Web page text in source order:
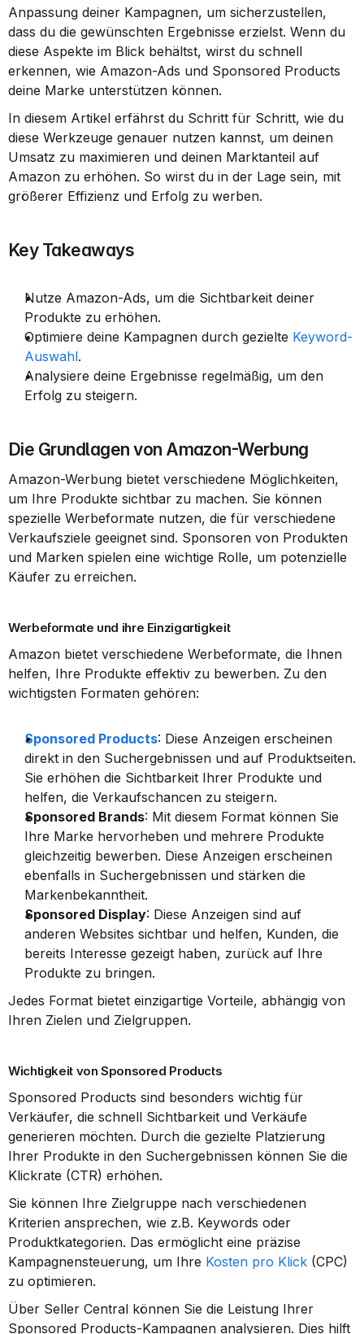
Anpassung deiner Kampagnen, um sicherzustellen,
dass du die gewünschten Ergebnisse erzielst. Wenn du
diese Aspekte im Blick behältst, wirst du schnell
erkennen, wie Amazon-Ads und Sponsored Products
deine Marke unterstützen können.
In diesem Artikel erfährst du Schritt für Schritt, wie du
diese Werkzeuge genauer nutzen kannst, um deinen
Umsatz zu maximieren und deinen Marktanteil auf
Amazon zu erhöhen. So wirst du in der Lage sein, mit
größerer Effizienz und Erfolg zu werben.
Key Takeaways
Nutze Amazon-Ads, um die Sichtbarkeit deiner
Produkte zu erhöhen.
Optimiere deine Kampagnen durch gezielte Keyword-
Auswahl.
Analysiere deine Ergebnisse regelmäßig, um den
Erfolg zu steigern.
Die Grundlagen von Amazon-Werbung
Amazon-Werbung bietet verschiedene Möglichkeiten,
um Ihre Produkte sichtbar zu machen. Sie können
spezielle Werbeformate nutzen, die für verschiedene
Verkaufsziele geeignet sind. Sponsoren von Produkten
und Marken spielen eine wichtige Rolle, um potenzielle
Käufer zu erreichen.
Werbeformate und ihre Einzigartigkeit
Amazon bietet verschiedene Werbeformate, die Ihnen
helfen, Ihre Produkte effektiv zu bewerben. Zu den
wichtigsten Formaten gehören:
Sponsored Products: Diese Anzeigen erscheinen
direkt in den Suchergebnissen und auf Produktseiten.
Sie erhöhen die Sichtbarkeit Ihrer Produkte und
helfen, die Verkaufschancen zu steigern.
Sponsored Brands: Mit diesem Format können Sie
Ihre Marke hervorheben und mehrere Produkte
gleichzeitig bewerben. Diese Anzeigen erscheinen
ebenfalls in Suchergebnissen und stärken die
Markenbekanntheit.
Sponsored Display: Diese Anzeigen sind auf
anderen Websites sichtbar und helfen, Kunden, die
bereits Interesse gezeigt haben, zurück auf Ihre
Produkte zu bringen.
Jedes Format bietet einzigartige Vorteile, abhängig von
Ihren Zielen und Zielgruppen.
Wichtigkeit von Sponsored Products
Sponsored Products sind besonders wichtig für
Verkäufer, die schnell Sichtbarkeit und Verkäufe
generieren möchten. Durch die gezielte Platzierung
Ihrer Produkte in den Suchergebnissen können Sie die
Klickrate (CTR) erhöhen.
Sie können Ihre Zielgruppe nach verschiedenen
Kriterien ansprechen, wie z.B. Keywords oder
Produktkategorien. Das ermöglicht eine präzise
Kampagnensteuerung, um Ihre Kosten pro Klick (CPC)
zu optimieren.
Über Seller Central können Sie die Leistung Ihrer
Sponsored Products-Kampagnen analysieren. Dies hilft